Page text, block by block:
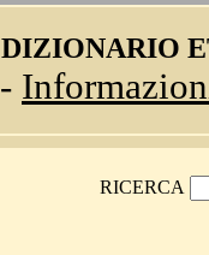
DIZIONARIO
-
RICERCA